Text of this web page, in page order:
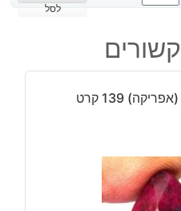
של
לג'ולי
מלוטש
מידה:
משקל:
כ
5
לסל
139 קרט